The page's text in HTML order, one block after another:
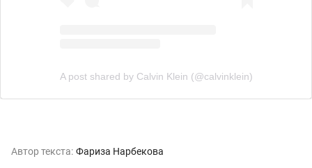
A post shared by Calvin Klein (@calvinklein)
Автор текста: Фариза Нарбекова